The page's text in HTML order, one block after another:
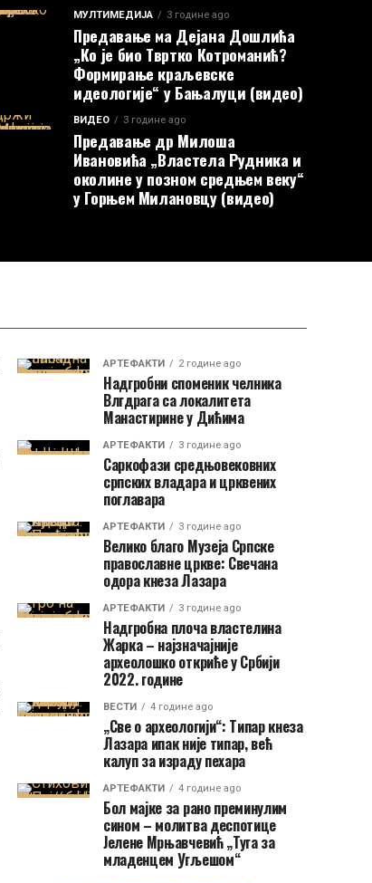
МУЛТИМЕДИЈА 3 године ago
Предавање ма Дејана Дошлића
„Ко је био Твртко Котроманић?
Формирање краљевске
идеологије“ у Бањалуци (видео)
ВИДЕО 3 године ago
Предавање др Милоша
Ивановића „Властела Рудника и
околине у позном средњем веку“
у Горњем Милановцу (видео)
АРТЕФАКТИ 2 године ago
Надгробни споменик челника
Влгдрага са локалитета
Манастирине у Дићима
АРТЕФАКТИ 3 године ago
Саркофази средњовековних
српских владара и црквених
поглавара
АРТЕФАКТИ 3 године ago
Велико благо Музеја Српске
православне цркве: Свечана
одора кнеза Лазара
АРТЕФАКТИ 3 године ago
Надгробна плоча властелина
Жарка – најзначајније
археолошко откриће у Србији
2022. године
ВЕСТИ 4 године ago
„Све о археологији“: Типар кнеза
Лазара ипак није типар, већ
калуп за израду пехара
АРТЕФАКТИ 4 године ago
Бол мајке за рано преминулим
сином – молитва деспотице
Јелене Мрњавчевић „Туга за
младенцем Угљешом“